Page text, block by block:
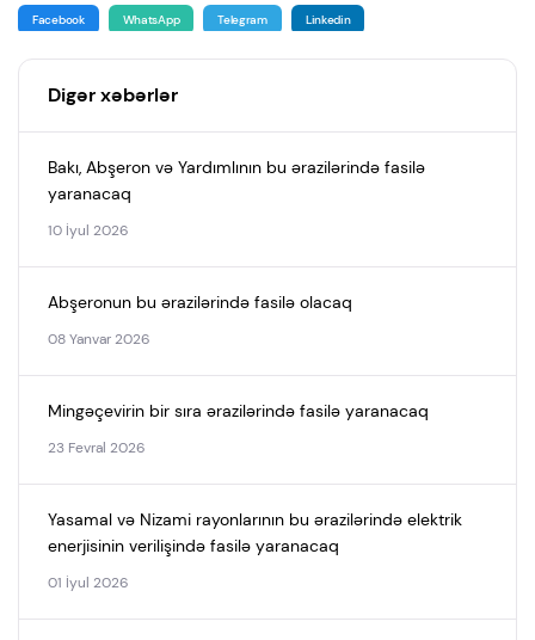
Facebook WhatsApp Telegram Linkedin
Digər xəbərlər
Bakı, Abşeron və Yardımlının bu ərazilərində fasilə
yaranacaq
10 İyul 2026
Abşeronun bu ərazilərində fasilə olacaq
08 Yanvar 2026
Mingəçevirin bir sıra ərazilərində fasilə yaranacaq
23 Fevral 2026
Yasamal və Nizami rayonlarının bu ərazilərində elektrik
enerjisinin verilişində fasilə yaranacaq
01 İyul 2026